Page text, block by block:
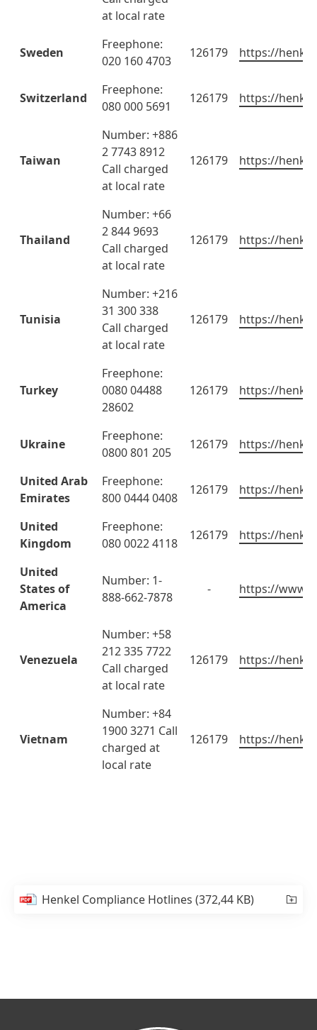
at local rate
Sweden
Freephone:
020 160 4703
126179 https://
Switzerland
Freephone:
080 000 5691
126179 https://
Taiwan
Number: +886
2 7743 8912
Call charged
at local rate
126179 https://
Thailand
Number: +66
2 844 9693
Call charged
at local rate
126179 https://
Tunisia
Number: +216
31 300 338
Call charged
at local rate
126179 https://
Turkey
Freephone:
0080 04488
28602
126179 https://
Ukraine
Freephone:
0800 801 205
126179 https://
United Arab
Emirates
Freephone:
800 0444 0408
126179 https://
United
Kingdom
Freephone:
080 0022 4118
126179 https://
United
States of
America
Number: 1-
888-662-7878
- https://
Venezuela
Number: +58
212 335 7722
Call charged
at local rate
126179 https://
Vietnam
Number: +84
1900 3271 Call
charged at
local rate
126179 https://
Henkel Compliance Hotlines(372,44 KB)